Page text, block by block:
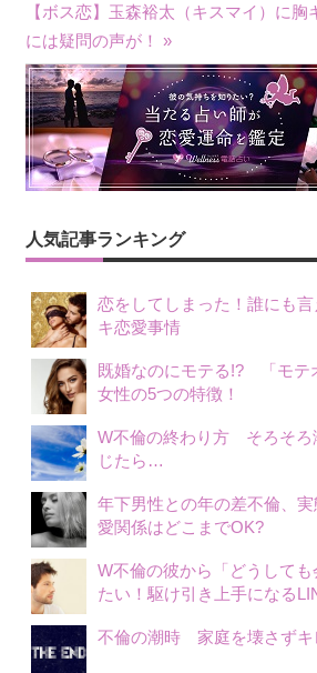
稿
ナ
ビ
ゲ
ー
シ
ョ
ン
【ボス恋】玉森裕太（キスマイ）に
には疑問の声が！ »
人気記事ランキング
恋をしてしまった！誰にも
キ恋愛事情
既婚なのにモテる!? 「モテ
女性の5つの特徴！
W不倫の終わり方 そろそろ
じたら…
年下男性との年の差不倫、
愛関係はどこまでOK?
W不倫の彼から「どうして
たい！駆け引き上手になる
不倫の潮時 家庭を壊さずキ